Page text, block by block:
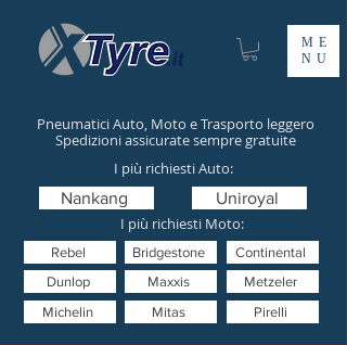
ME
NU
Pneumatici Auto, Moto e Trasporto leggero
Spedizioni assicurate sempre gratuite
I più richiesti Moto:
Mitas
Nankang
Pirelli
Uniroyal
Metzeler
Dunlop
Bridgestone Continental
Michelin
Rebel
I più richiesti Auto:
Maxxis